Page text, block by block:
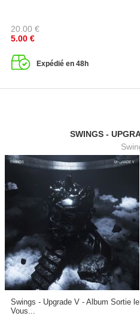
20.00 €
5.00 €
Expédié en 48h
SWINGS -
Swings - Upgrade V - Album Sortie
Vous...